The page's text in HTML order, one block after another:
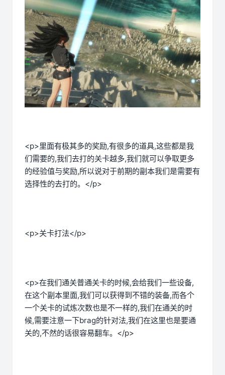
<p>里面有极其多的奖励,有很多的道具,这些都是我
们需要的,我们去打的关卡越多,我们就可以争取更多
的经验值与奖励,所以说对于前期的副本我们是需要有
选择性的去打的。</p>
<p>关卡打法</p>
<p>在我们通关普通关卡的时候,会给我们一些设备,
在这个副本里面,我们可以获得到不错的装备,而各个
一个关卡的试炼次数也是不一样的,我们在通关的时
候,需要注意一下brag的针对法,我们在这里也是要通
关的,不然的话很容易翻车。</p>